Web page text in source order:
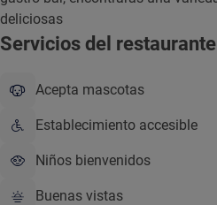
deliciosas
Servicios del restaurante
Acepta mascotas
Establecimiento accesible
Niños bienvenidos
Buenas vistas